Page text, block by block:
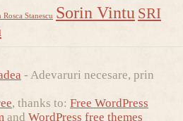
Rosca Stanescu Sorin Vintu SRI
- Adevaruri necesare, prin
, thanks to: Free WordPress
and WordPress free themes